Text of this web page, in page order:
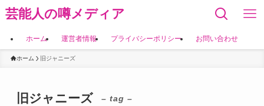
芸能人の噂メディア
ホーム 運営者情報 プライバシーポリシー お問い合わせ
ホーム 旧ジャニーズ
旧ジャニーズ – tag –